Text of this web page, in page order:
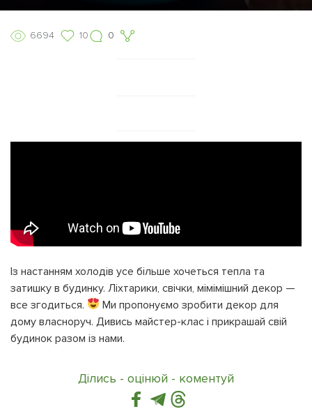
6694 10 0
Із настанням холодів усе більше хочеться тепла та
затишку в будинку. Ліхтарики, свічки, мімімішний декор —
все згодиться.
Ми пропонуємо зробити декор для
дому власноруч. Дивись майстер-клас і прикрашай свій
будинок разом із нами.
Ділись - оцінюй - коментуй